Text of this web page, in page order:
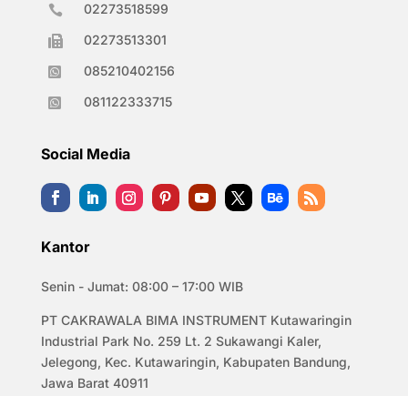
 02273518599
 02273513301
 085210402156
 081122333715
Social Media
Kantor
Senin - Jumat: 08:00 – 17:00 WIB
PT CAKRAWALA BIMA INSTRUMENT Kutawaringin
Industrial Park No. 259 Lt. 2 Sukawangi Kaler,
Jelegong, Kec. Kutawaringin, Kabupaten Bandung,
Jawa Barat 40911